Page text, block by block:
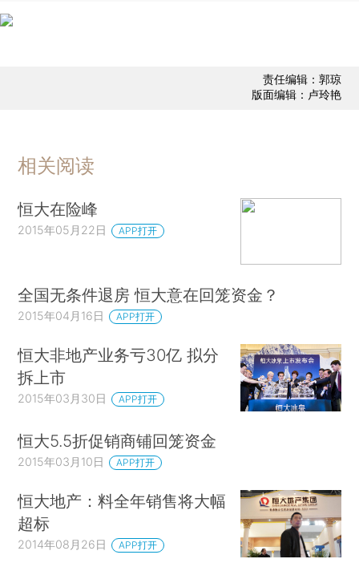
责任编辑：郭琼
版面编辑：卢玲艳
相关阅读
恒大在险峰
2015年05月22日 APP打开
全国无条件退房 恒大意在回笼资金？
2015年04月16日 APP打开
恒大非地产业务亏30亿 拟分
拆上市
2015年03月30日 APP打开
恒大5.5折促销商铺回笼资金
2015年03月10日 APP打开
恒大地产：料全年销售将大幅
超标
2014年08月26日 APP打开